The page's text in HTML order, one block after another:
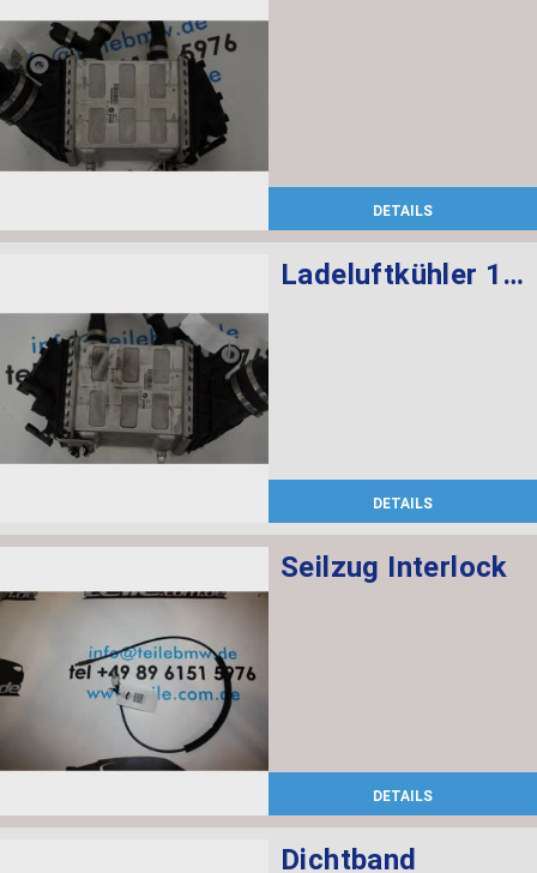
DETAILS
Ladeluftkühler 1-4
DETAILS
Seilzug Interlock
DETAILS
Dichtband